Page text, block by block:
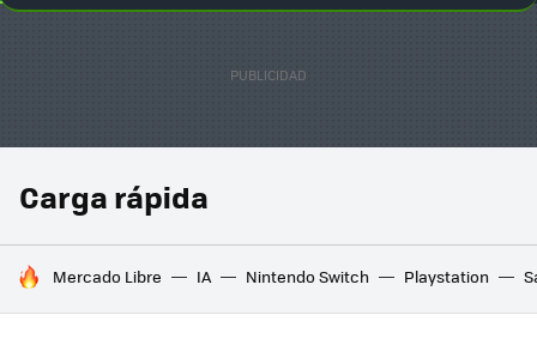
Carga rápida
HOY SE HABLA DE
Mercado Libre IA Nintendo Switch Playstation